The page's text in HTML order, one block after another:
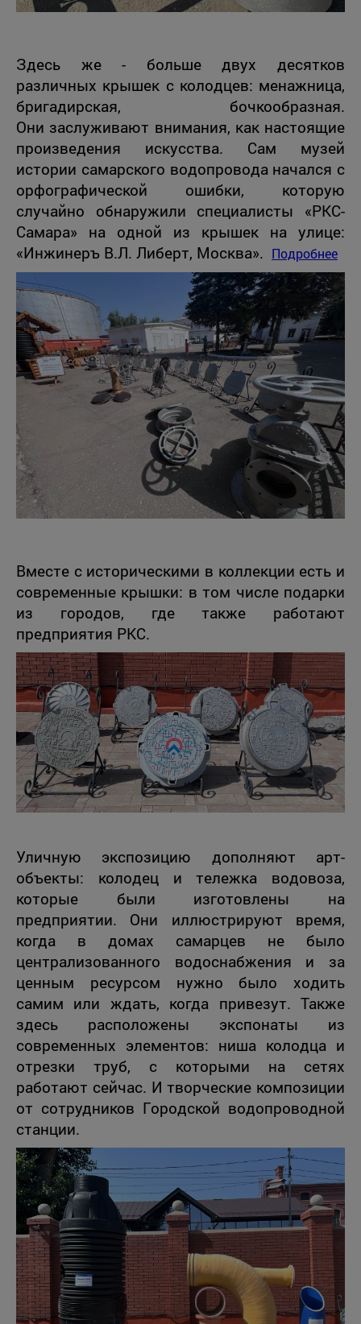
Здесь же - больше двух десятков
различных крышек с колодцев: менажница,
бригадирская, бочкообразная.
Они заслуживают внимания, как настоящие
произведения искусства. Сам музей
истории самарского водопровода начался с
орфографической ошибки, которую
случайно обнаружили специалисты «РКС-
Самара» на одной из крышек на улице:
«Инжинеръ В.Л. Либерт, Москва». Подробнее
Вместе с историческими в коллекции есть и
современные крышки: в том числе подарки
из городов, где также работают
предприятия РКС.
Уличную экспозицию дополняют арт-
объекты: колодец и тележка водовоза,
которые были изготовлены на
предприятии. Они иллюстрируют время,
когда в домах самарцев не было
централизованного водоснабжения и за
ценным ресурсом нужно было ходить
самим или ждать, когда привезут. Также
здесь расположены экспонаты из
современных элементов: ниша колодца и
отрезки труб, с которыми на сетях
работают сейчас. И творческие композиции
от сотрудников Городской водопроводной
станции.